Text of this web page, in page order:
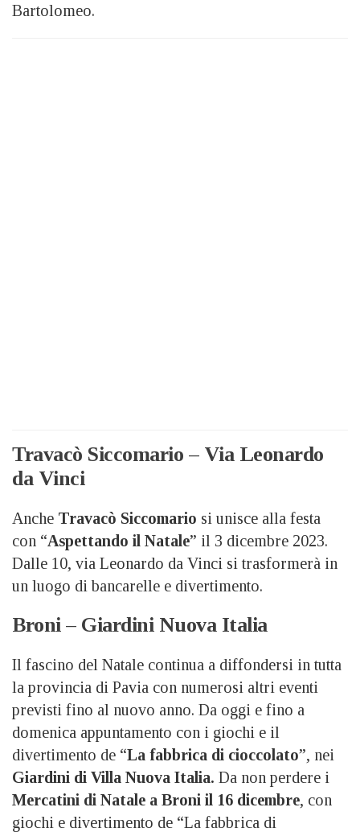
Bartolomeo.
Travacò Siccomario – Via Leonardo
da Vinci
Anche Travacò Siccomario si unisce alla festa
con “Aspettando il Natale” il 3 dicembre 2023.
Dalle 10, via Leonardo da Vinci si trasformerà in
un luogo di bancarelle e divertimento.
Broni – Giardini Nuova Italia
Il fascino del Natale continua a diffondersi in tutta
la provincia di Pavia con numerosi altri eventi
previsti fino al nuovo anno. Da oggi e fino a
domenica appuntamento con i giochi e il
divertimento de “La fabbrica di cioccolato”, nei
Giardini di Villa Nuova Italia. Da non perdere i
Mercatini di Natale a Broni il 16 dicembre, con
giochi e divertimento de “La fabbrica di